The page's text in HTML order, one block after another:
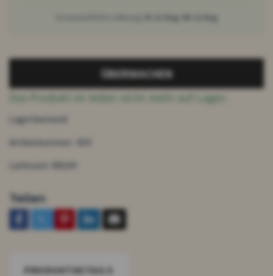
ÜBERWACHEN
Das Produkt ist leider nicht mehr auf Lager.
Lagerbestand:
Artikelnummer:
Lieferant:
Teilen
PRODUKTDETAILS